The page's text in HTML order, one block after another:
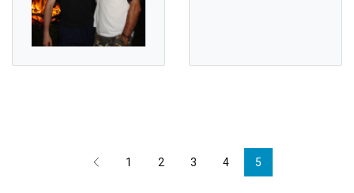
1 2 3 4 5